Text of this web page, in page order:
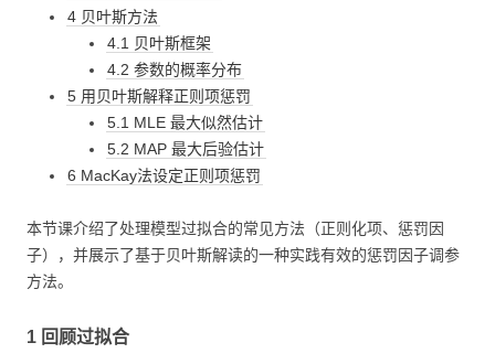
4 贝叶斯方法
4.1 贝叶斯框架
4.2 参数的概率分布
5 用贝叶斯解释正则项惩罚
5.1 MLE 最大似然估计
5.2 MAP 最大后验估计
6 MacKay法设定正则项惩罚
本节课介绍了处理模型过拟合的常见方法（正则化项、惩罚因
子），并展示了基于贝叶斯解读的一种实践有效的惩罚因子调参
方法。
1 回顾过拟合